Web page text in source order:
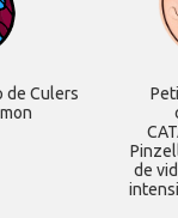
Delegació del
Consolat general
de Culers
de